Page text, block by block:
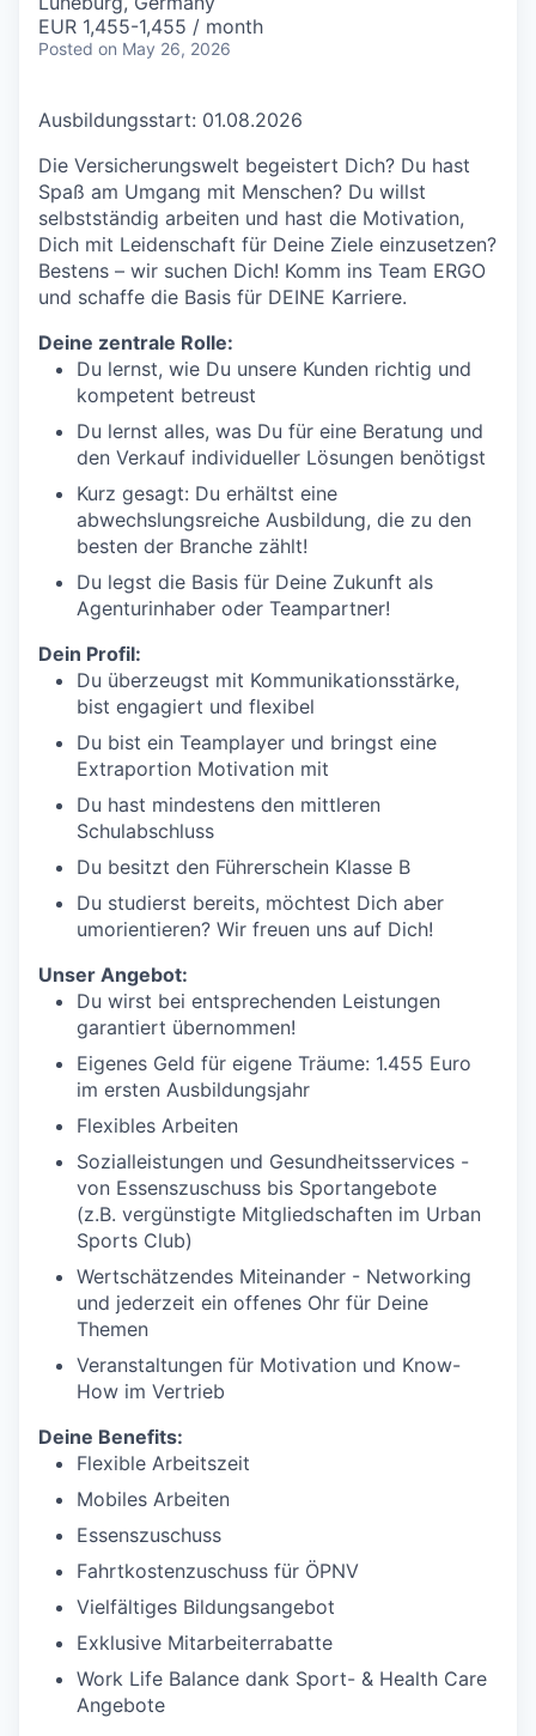
EUR 1,455-1,455 / month
Posted on May 26, 2026
Ausbildungsstart: 01.08.2026
Die Versicherungswelt begeistert Dich? Du hast
Spaß am Umgang mit Menschen? Du willst
selbstständig arbeiten und hast die Motivation,
Dich mit Leidenschaft für Deine Ziele einzusetzen?
Bestens – wir suchen Dich! Komm ins Team ERGO
und schaffe die Basis für DEINE Karriere.
Deine zentrale Rolle:
Du lernst, wie Du unsere Kunden richtig und
kompetent betreust
Du lernst alles, was Du für eine Beratung und
den Verkauf individueller Lösungen benötigst
Kurz gesagt: Du erhältst eine
abwechslungsreiche Ausbildung, die zu den
besten der Branche zählt!
Du legst die Basis für Deine Zukunft als
Agenturinhaber oder Teampartner!
Dein Profil:
Du überzeugst mit Kommunikationsstärke,
bist engagiert und flexibel
Du bist ein Teamplayer und bringst eine
Extraportion Motivation mit
Du hast mindestens den mittleren
Schulabschluss
Du besitzt den Führerschein Klasse B
Du studierst bereits, möchtest Dich aber
umorientieren? Wir freuen uns auf Dich!
Unser Angebot:
Du wirst bei entsprechenden Leistungen
garantiert übernommen!
Eigenes Geld für eigene Träume: 1.455 Euro
im ersten Ausbildungsjahr
Flexibles Arbeiten
Sozialleistungen und Gesundheitsservices -
von Essenszuschuss bis Sportangebote
(z.B. vergünstigte Mitgliedschaften im Urban
Sports Club)
Wertschätzendes Miteinander - Networking
und jederzeit ein offenes Ohr für Deine
Themen
Veranstaltungen für Motivation und Know-
How im Vertrieb
Deine Benefits:
Flexible Arbeitszeit
Mobiles Arbeiten
Essenszuschuss
Fahrtkostenzuschuss für ÖPNV
Vielfältiges Bildungsangebot
Exklusive Mitarbeiterrabatte
Work Life Balance dank Sport- & Health Care
Angebote